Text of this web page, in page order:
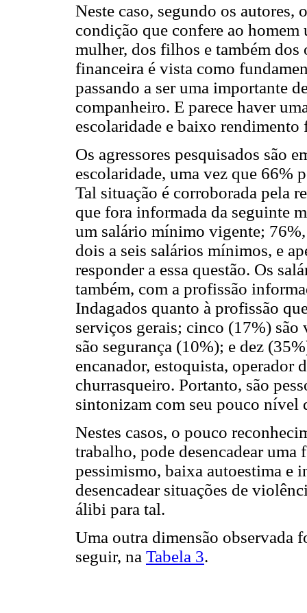
Neste caso, segundo os autores,
condição que confere ao
mulher, dos filhos e também dos
financeira é vista como
passando a ser uma importante
companheiro. E parece haver
escolaridade e baixo
Os agressores pesquisados são
escolaridade, uma vez que 66%
Tal situação é corroborada pela
que fora informada da seguinte
um salário mínimo vigente;
dois a seis salários mínimos, e
responder a essa questão. Os
também, com a profissão
Indagados quanto à profissão
serviços gerais; cinco (17%)
são segurança (10%); e dez
encanador, estoquista, operador
churrasqueiro. Portanto, são
sintonizam com seu pouco nível
Nestes casos, o pouco
trabalho, pode desencadear
pessimismo, baixa autoestima e
desencadear situações de
álibi para tal.
Uma outra dimensão observada
seguir, na Tabela 3.